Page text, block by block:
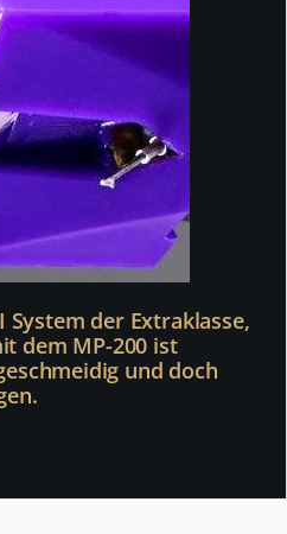
System der Extraklasse,
dem MP-200 ist
und doch